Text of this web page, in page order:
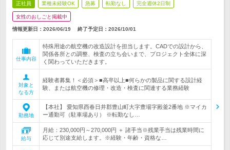
正社員 業種未経験OK 急募 転勤なし 完全週休2日制
女性のおしごと掲載中
情報更新日：2026/06/19 終了予定日： 2026/10/01
仕事内容
特殊用途の航空機の改造設計を担当します。CADでの設計から、
関係各所との調整、検査の立ち会いまで、プロジェクト全体に深
く関わっていただきます。
対象と
なる方
経験者募集！＜必須＞■高卒以上■何らかの製品に関する設計経
験、または航空機の修理・改造・検査に関連する業務経験
勤務地
【本社】 愛知県西春日井郡豊山町大字豊場字殿釜2番地 ※マイカ
ー通勤可（駐車場あり） ※転勤なし…
給与
月給：230,000円～270,000円 ＋ 諸手当※残業手当は残業時間に
応じて別途支給します。※経験・年齢・資格な…